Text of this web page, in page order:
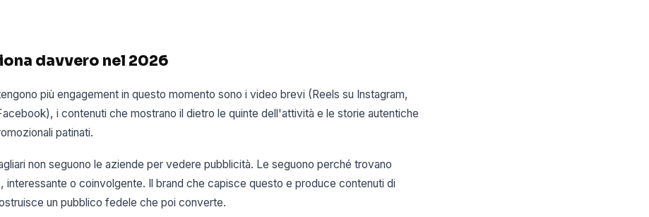
davvero nel 2026
più engagement in questo momento sono i video brevi (Reels su Instagram,
i contenuti che mostrano il dietro le quinte dell'attività e le storie autentiche
patinati.
non seguono le aziende per vedere pubblicità. Le seguono perché trovano
interessante o coinvolgente. Il brand che capisce questo e produce contenuti di
un pubblico fedele che poi converte.